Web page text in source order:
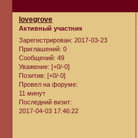
lovegrove
Активный участник
Зарегистрирован: 2017-03-23
Приглашений: 0
Сообщений: 49
Уважение: [+0/-0]
Позитив: [+0/-0]
Провел на форуме:
11 минут
Последний визит:
2017-04-03 17:46:22